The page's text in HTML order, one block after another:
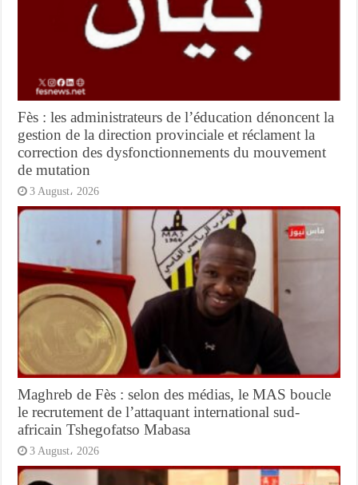
Fès : les administrateurs de l’éducation dénoncent la
gestion de la direction provinciale et réclament la
correction des dysfonctionnements du mouvement
de mutation
3 August، 2026
Maghreb de Fès : selon des médias, le MAS boucle
le recrutement de l’attaquant international sud-
africain Tshegofatso Mabasa
3 August، 2026